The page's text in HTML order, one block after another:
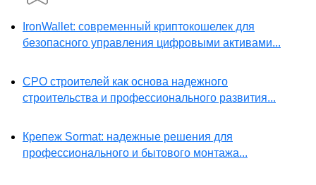
IronWallet: современный криптокошелек для
безопасного управления цифровыми активами...
СРО строителей как основа надежного
строительства и профессионального развития...
Крепеж Sormat: надежные решения для
профессионального и бытового монтажа...